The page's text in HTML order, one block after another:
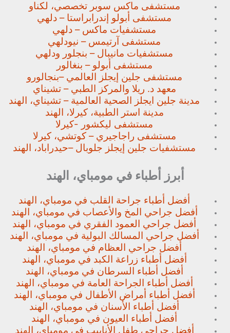
مستشفى ماكس سوبر تخصصي، لكناو
مستشفى أبولو إندرابراستا – دلهي
مستشفيات ماكس – دلهي
مستشفى آرتيمس – نيودلهي
مستشفيات مانيبال – بنجلور ودلهي
مستشفى أبولو – بنغالور
مستشفى جلين إيجلز العالمي –بنجالورو
معهد د. ريلا والمركز الطبي – تشيناي
مدينة جلين ايجلز الصحية العالمية – تشيناي، الهند
مدينة استر الطبية، كيرلا، الهند
مستشفى ليكشور -كيرلا
مستشفى راجاجيري – كوتشي، كيرلا
مستشفيات جلين إيجلز جلوبال –حيدراباد، الهند
أبرز أطباء في مومباي، الهند
أفضل أطباء جراحة القلب في مومباي، الهند
أفضل جراحي المخ والأعصاب في مومباي، الهند
أفضل جراحي العمود الفقري في مومباي، الهند
أفضل جراحي المسالك البولية في مومباي، الهند
أفضل جراحي العظام في مومباي، الهند
أفضل أطباء زراعة الكبد في مومباي، الهند
أفضل أطباء السرطان في مومباي، الهند
أفضل أطباء الجراحة العامة في مومباي، الهند
أفضل أطباء أمراض الأطفال في مومباي، الهند
أفضل أطباء الأسنان في مومباي، الهند
أفضل أطباء العيون في مومباي، الهند
أفضل جراحي طفل الأنابيب في مومباي، الهند